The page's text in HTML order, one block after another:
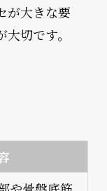
が大きな要
切です。